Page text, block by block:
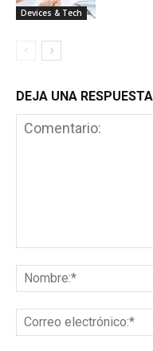
Devices & Tech
DEJA UNA RESPUESTA